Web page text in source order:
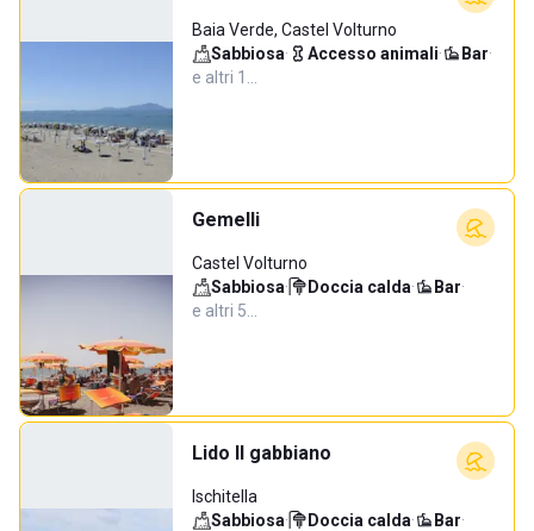
Baia Verde, Castel Volturno
Sabbiosa· Accesso animali· Bar·
e altri 1…
Gemelli
Castel Volturno
Sabbiosa· Doccia calda· Bar·
e altri 5…
Lido Il gabbiano
Ischitella
Sabbiosa· Doccia calda· Bar·